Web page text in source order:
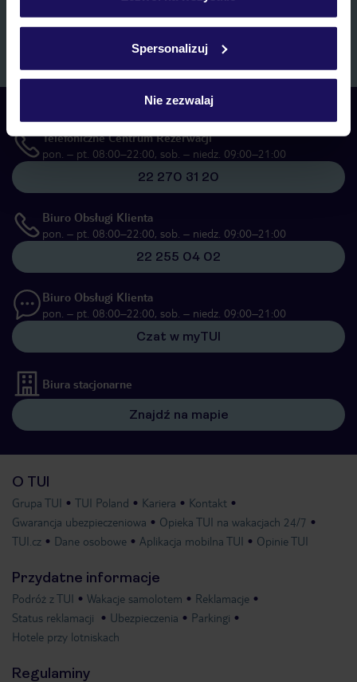
Szczegółowe informacje o plikach cookie znajdziesz
Spersonalizuj
Nie zezwalaj
systemów wywołujących.
Zapisz się
Skontaktuj się z nami
Telefoniczne Centrum Rezerwacji
pon. – pt. 08:00–22:00, sob. – niedz. 09:00–21:00
22 270 31 20
Biuro Obsługi Klienta
pon. – pt. 08:00–22:00, sob. – niedz. 09:00–21:00
22 255 04 02
Biuro Obsługi Klienta
pon. – pt. 08:00–22:00, sob. – niedz. 09:00–21:00
Czat w myTUI
Biura stacjonarne
Znajdź na mapie
O TUI
Grupa TUI TUI Poland Kariera
Kontakt
Gwarancja ubezpieczeniowa
Opieka TUI na wakacjach 24/7
TUI.cz
Dane osobowe Aplikacja mobilna TUI Opinie TUI
Przydatne informacje
Podróż z TUI Wakacje samolotem
Reklamacje
Status reklamacji
Ubezpieczenia
Parkingi
Hotele przy lotniskach
Regulaminy